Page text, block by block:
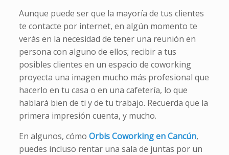
Aunque puede ser que la mayoría de tus clientes
te contacte por internet, en algún momento te
verás en la necesidad de tener una reunión en
persona con alguno de ellos; recibir a tus
posibles clientes en un espacio de coworking
proyecta una imagen mucho más profesional que
hacerlo en tu casa o en una cafetería, lo que
hablará bien de ti y de tu trabajo. Recuerda que la
primera impresión cuenta, y mucho.
En algunos, cómo Orbis Coworking en Cancún,
puedes incluso rentar una sala de juntas por un